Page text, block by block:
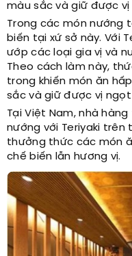
màu sắc và giữ được
Trong các món nướng
biến tại xứ sở này. Với
ướp các loại gia vị và
Theo cách làm này,
trong khiến món ăn
sắc và giữ được vị
Tại Việt Nam, nhà hàng
nướng với Teriyaki trên
thưởng thức các món
chế biến lẫn hương vị.